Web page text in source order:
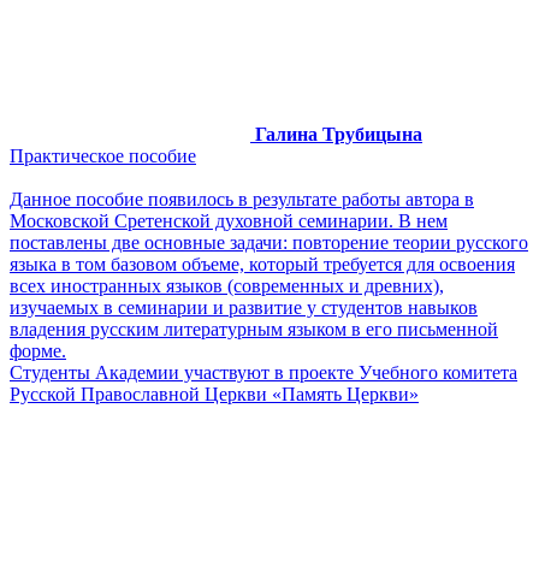
Галина Трубицына
Практическое пособие
Данное пособие появилось в результате работы автора в
Московской Сретенской духовной семинарии. В нем
поставлены две основные задачи: повторение теории русского
языка в том базовом объеме, который требуется для освоения
всех иностранных языков (современных и древних),
изучаемых в семинарии и развитие у студентов навыков
владения русским литературным языком в его письменной
форме.
Студенты Академии участвуют в проекте Учебного комитета
Русской Православной Церкви «Память Церкви»